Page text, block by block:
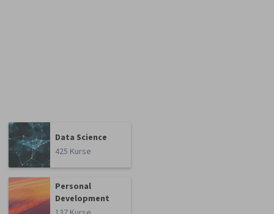
Data Science
425 Kurse
Personal
Development